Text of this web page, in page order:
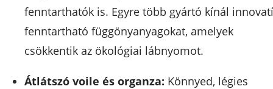
fenntarthatók is. Egyre több gyártó kínál
fenntartható függönyanyagokat, amelyek
csökkentik az ökológiai lábnyomot.
Átlátszó voile és organza: Könnyed, légies